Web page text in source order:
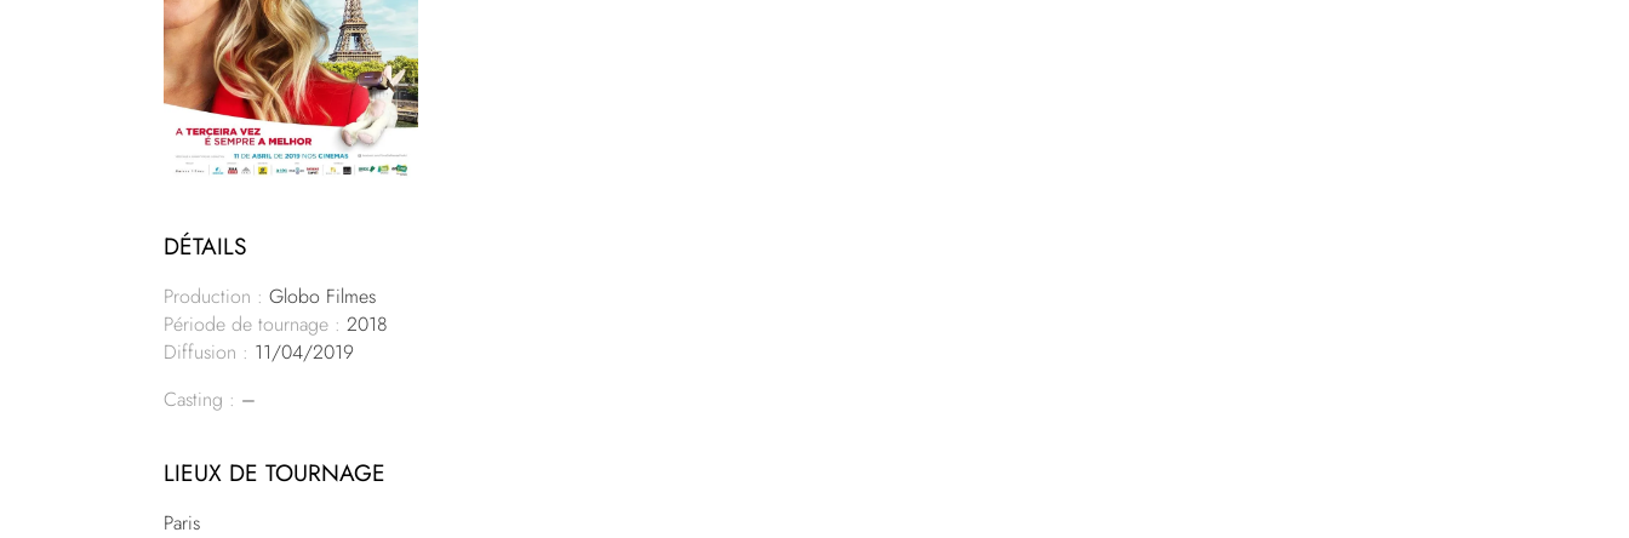
DÉTAILS
Production : Globo Filmes
Période de tournage : 2018
Diffusion : 11/04/2019
Casting : –
LIEUX DE TOURNAGE
Paris